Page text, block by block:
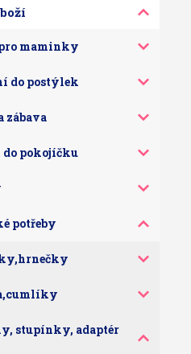
maminky
do postýlek
zábava
do pokojíčku
potřeby
stupínky, adaptér